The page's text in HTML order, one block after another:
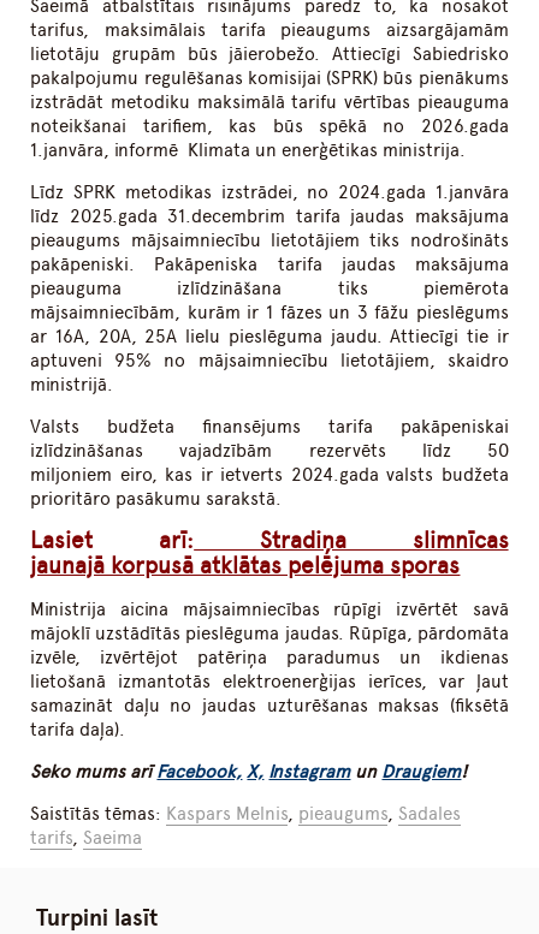
Saeimā atbalstītais risinājums paredz to, ka nosakot
tarifus, maksimālais tarifa pieaugums aizsargājamām
lietotāju grupām būs jāierobežo. Attiecīgi Sabiedrisko
pakalpojumu regulēšanas komisijai (SPRK) būs pienākums
izstrādāt metodiku maksimālā tarifu vērtības pieauguma
noteikšanai tarifiem, kas būs spēkā no 2026.gada
1.janvāra, informē Klimata un enerģētikas ministrija.
Līdz SPRK metodikas izstrādei, no 2024.gada 1.janvāra
līdz 2025.gada 31.decembrim tarifa jaudas maksājuma
pieaugums mājsaimniecību lietotājiem tiks nodrošināts
pakāpeniski. Pakāpeniska tarifa jaudas maksājuma
pieauguma izlīdzināšana tiks piemērota
mājsaimniecībām, kurām ir 1 fāzes un 3 fāžu pieslēgums
ar 16A, 20A, 25A lielu pieslēguma jaudu. Attiecīgi tie ir
aptuveni 95% no mājsaimniecību lietotājiem, skaidro
ministrijā.
Valsts budžeta finansējums tarifa pakāpeniskai
izlīdzināšanas vajadzībām rezervēts līdz 50
miljoniem eiro, kas ir ietverts 2024.gada valsts budžeta
prioritāro pasākumu sarakstā.
Lasiet arī: Stradiņa slimnīcas
jaunajā korpusā atklātas pelējuma sporas
Ministrija aicina mājsaimniecības rūpīgi izvērtēt savā
mājoklī uzstādītās pieslēguma jaudas. Rūpīga, pārdomāta
izvēle, izvērtējot patēriņa paradumus un ikdienas
lietošanā izmantotās elektroenerģijas ierīces, var ļaut
samazināt daļu no jaudas uzturēšanas maksas (fiksētā
tarifa daļa).
Seko mums arīFacebook, X, Instagram un Draugiem!
Saistītās tēmas: Kaspars Melnis, pieaugums,Sadales
tarifs,Saeima
Turpini lasīt